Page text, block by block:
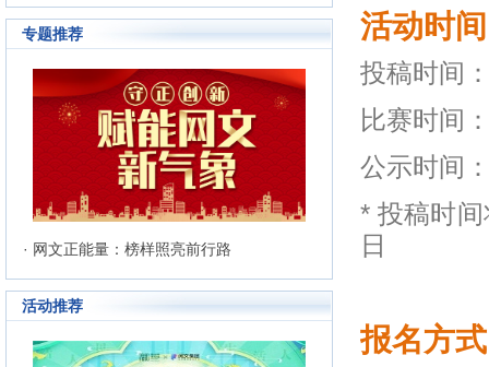
创文学
的这种不落窠臼的行事作风也在行
和两万余名签约作者在这个平台上
日更不辍，为广大网络文学爱好者
献上了一部又一部可以堪称经典的
网络文学著作。其中得以出版作品
的作者达到3000人，每天有近1万
新用户注册、750部新作品诞生，
两本新书被成功代理出版，上百部
作品签约影视，过万部作品引入手
机分销渠道，其口碑卓著的良心服
立起极高声望。 历经十二年的风
雨，晋江文学城已经从一个简单的
文学爱好者的集散地快速且稳健地
成长为行业内的翘楚，为1300万
来自不同地区和国家的注册用户突
破地区、种族、语言和国家的障碍
聚集在这里的网络文学同好们构建
起创作交流与沟通的平台。
准的原
240万
文、杂
记等体
务，在
写作及
有长、
万部（
专题推荐
· 网文正能量：榜样照亮前行路
活动推荐
活动时间
投稿时间
比赛时间
公示时间
* 投稿时
日
报名方式